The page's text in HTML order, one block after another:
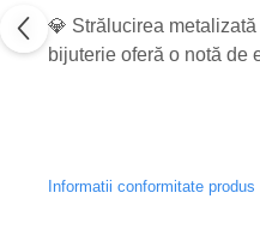
💎 Strălucirea
bijuterie oferă o notă de
Informatii conformitate produs